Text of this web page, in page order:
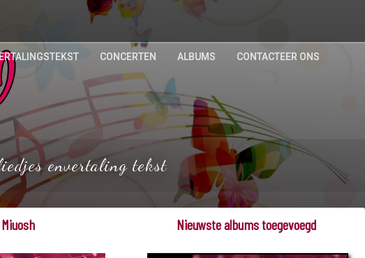
CONCERTEN ALBUMS CONTACTEER ONS
envertaling tekst
Nieuwste albums toegevoegd